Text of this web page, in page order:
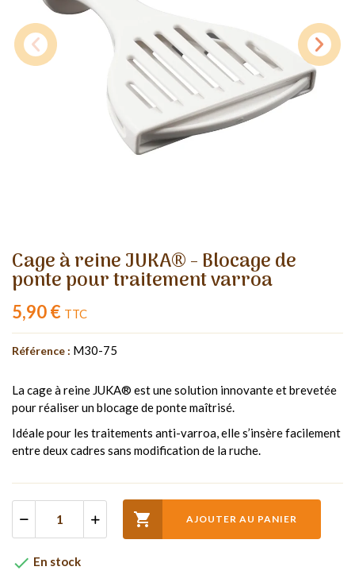
Cage à reine JUKA® - Blocage de
ponte pour traitement varroa
5,90 € TTC
Référence : M30-75
La cage à reine JUKA® est une solution innovante et brevetée
pour réaliser un blocage de ponte maîtrisé.
Idéale pour les traitements anti-varroa, elle s’insère facilement
entre deux cadres sans modification de la ruche.
 AJOUTER AU PANIER
 En stock